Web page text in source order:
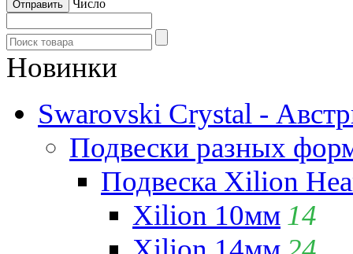
Число
Новинки
Swarovski Crystal -
Подвески разных
Подвеска Xilion
Xilion 10мм 14